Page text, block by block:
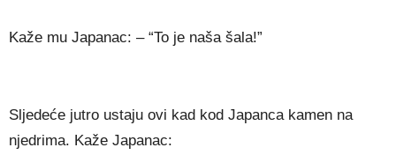
Kaže mu Japanac: – “To je naša šala!”
Sljedeće jutro ustaju ovi kad kod Japanca kamen na
njedrima. Kaže Japanac: